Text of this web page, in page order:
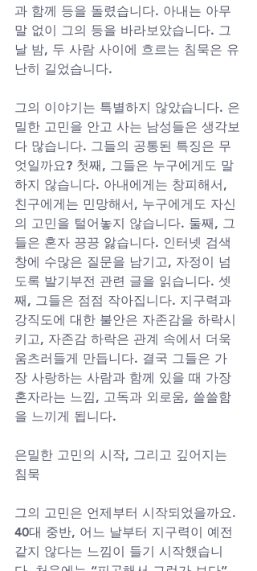
과 함께 등을 돌렸습니다. 아내는 아무
말 없이 그의 등을 바라보았습니다. 그
날 밤, 두 사람 사이에 흐르는 침묵은 유
난히 길었습니다.
그의 이야기는 특별하지 않았습니다. 은
밀한 고민을 안고 사는 남성들은 생각보
다 많습니다. 그들의 공통된 특징은 무
엇일까요? 첫째, 그들은 누구에게도 말
하지 않습니다. 아내에게는 창피해서,
친구에게는 민망해서, 누구에게도 자신
의 고민을 털어놓지 않습니다. 둘째, 그
들은 혼자 끙끙 앓습니다. 인터넷 검색
창에 수많은 질문을 남기고, 자정이 넘
도록 발기부전 관련 글을 읽습니다. 셋
째, 그들은 점점 작아집니다. 지구력과
강직도에 대한 불안은 자존감을 하락시
키고, 자존감 하락은 관계 속에서 더욱
움츠러들게 만듭니다. 결국 그들은 가
장 사랑하는 사람과 함께 있을 때 가장
혼자라는 느낌, 고독과 외로움, 쓸쓸함
을 느끼게 됩니다.
은밀한 고민의 시작, 그리고 깊어지는
침묵
그의 고민은 언제부터 시작되었을까요.
40대 중반, 어느 날부터 지구력이 예전
같지 않다는 느낌이 들기 시작했습니